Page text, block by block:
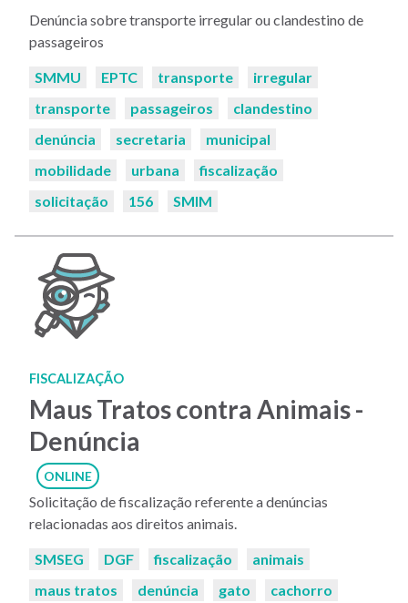
Denúncia sobre transporte irregular ou clandestino de
passageiros
Palavras-
SMMU EPTC transporte
irregular
transporte
passageiros
clandestino
denúncia
secretaria
municipal
mobilidade
urbana
fiscalização
solicitação
156 SMIM
FISCALIZAÇÃO
Maus Tratos contra Animais -
Denúncia
ONLINE
Solicitação de fiscalização referente a denúncias
relacionadas aos direitos animais.
Palavras-
SMSEG DGF fiscalização
animais
maus tratos
denúncia gato
cachorro